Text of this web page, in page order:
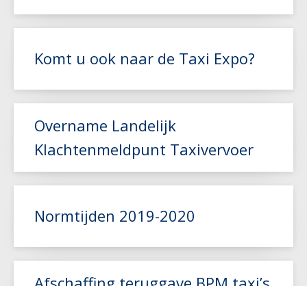
Lees meer
Komt u ook naar de Taxi Expo?
Overname Landelijk
Klachtenmeldpunt Taxivervoer
Normtijden 2019-2020